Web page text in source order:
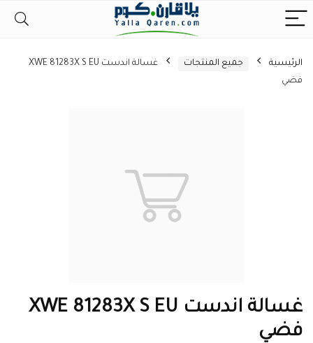
الرئيسية جميع المنتجات
غسالة اندست XWE 81283X S EU
فضي
غسالة اندست XWE 81283X S EU
فضي